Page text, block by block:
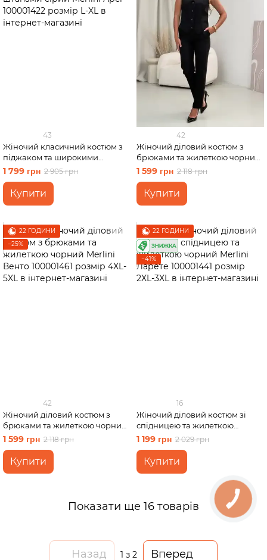
43
Жіночий класичний костюм з
піджаком та широкими
штанами сірий Merlini Арсі
100001422 розмір L-XL
1 799 грн 2 905 грн
Купити
42
Жіночий діловий костюм з
брюками та жилеткою чорний
Merlini Венто 100001461 розмір
1 599 грн 2 118 грн
Купити
22 ГОДИНИ
−25%
42
Жіночий діловий костюм з
брюками та жилеткою чорний
Merlini Венто 100001461 розмір
4XL-5XL
1 599 грн 2 118 грн
Купити
22 ГОДИНИ
−41%
16
Жіночий діловий костюм зі
спідницею та жилеткою
чорний Merlini Ларете
100001441 розмір 2XL-3XL
1 199 грн 2 029 грн
Купити
Показати ще 16 товарів
Назад 1 з 2 Вперед